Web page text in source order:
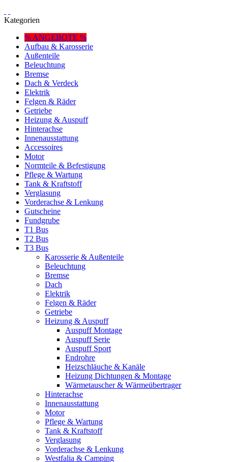
Kategorien
% ANGEBOTE %
Aufbau & Karosserie
Außenteile
Beleuchtung
Bremse
Dach & Verdeck
Elektrik
Felgen & Räder
Getriebe
Heizung & Auspuff
Hinterachse
Innenausstattung
Accessoires
Motor
Normteile & Befestigung
Pflege & Wartung
Tank & Kraftstoff
Verglasung
Vorderachse & Lenkung
Gutscheine
Fundgrube
T1 Bus
T2 Bus
T3 Bus
Karosserie & Außenteile
Beleuchtung
Bremse
Dach
Elektrik
Felgen & Räder
Getriebe
Heizung & Auspuff
Auspuff Montage
Auspuff Serie
Auspuff Sport
Endrohre
Heizschläuche & Kanäle
Heizung Dichtungen & Montage
Wärmetauscher & Wärmeübertrager
Hinterachse
Innenausstattung
Motor
Pflege & Wartung
Tank & Kraftstoff
Verglasung
Vorderachse & Lenkung
Westfalia & Camping